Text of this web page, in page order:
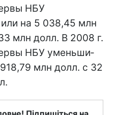
НБУ
или на 5 038,45 млн
млн дол­л. В 2008 г.
НБУ умень­ши­
млн дол­л. с 32